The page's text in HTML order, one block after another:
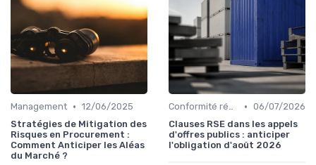
Management • 12/06/2025
Stratégies de Mitigation des
Risques en Procurement :
Comment Anticiper les Aléas
du Marché ?
Conformité réglementaire • 06/07/2026
Clauses RSE dans les appels
d'offres publics : anticiper
l'obligation d'août 2026